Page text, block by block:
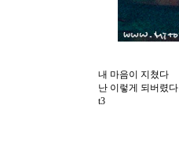
내 마음이 지쳤다
난 이렇게 되버렸다
t3